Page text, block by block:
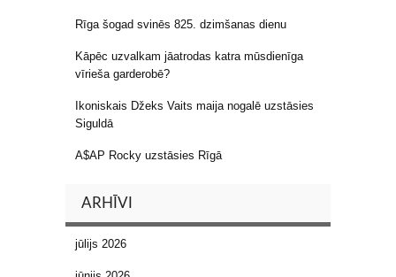
Rīga šogad svinēs 825. dzimšanas dienu
Kāpēc uzvalkam jāatrodas katra mūsdienīga
vīrieša garderobē?
Ikoniskais Džeks Vaits maija nogalē uzstāsies
Siguldā
A$AP Rocky uzstāsies Rīgā
ARHĪVI
jūlijs 2026